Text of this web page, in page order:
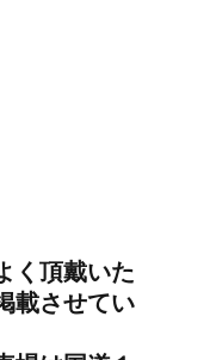
く頂戴いた
載させてい